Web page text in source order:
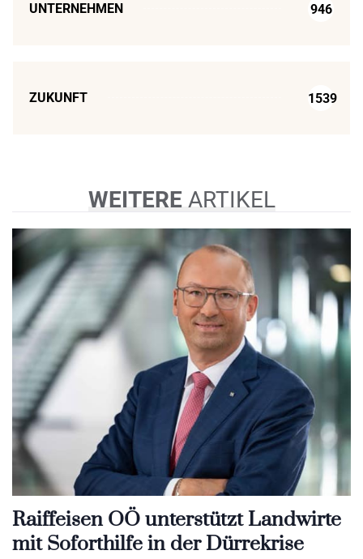
UNTERNEHMEN 946
ZUKUNFT 1539
WEITEREARTIKEL
Raiffeisen OÖ unterstützt Landwirte
mit Soforthilfe in der Dürrekrise